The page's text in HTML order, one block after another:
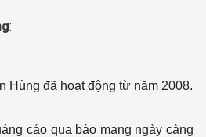
:
Hùng đã hoạt động từ năm 2008.
cáo qua báo mạng ngày càng